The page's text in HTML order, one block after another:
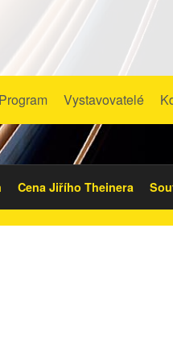
Vystavovatelé
Cena Jiřího Theinera